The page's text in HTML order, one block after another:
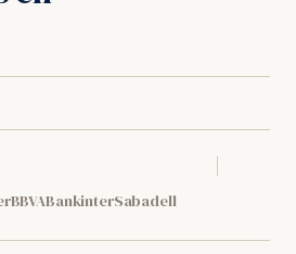
BBVABankinterSabadell